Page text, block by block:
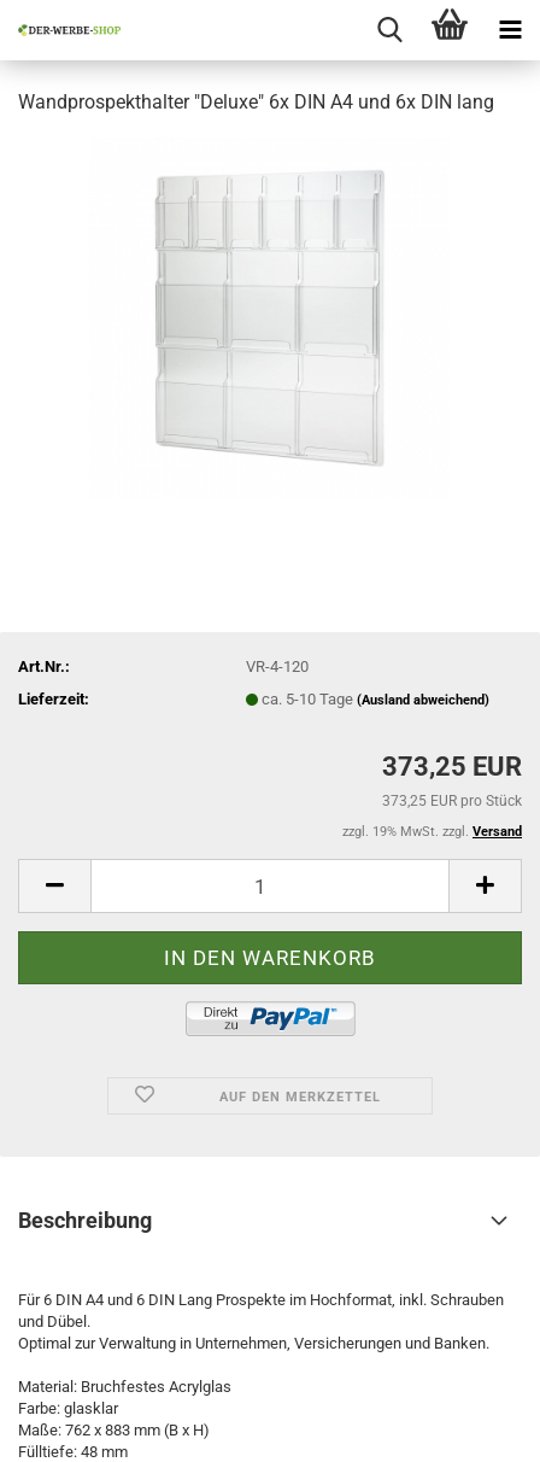
Wandprospekthalter "Deluxe" 6x DIN A4 und 6x DIN lang
Art.Nr.:
VR-4-120
Lieferzeit:
ca. 5-10 Tage(Ausland abweichend)
373,25 EUR
373,25 EUR pro Stück
zzgl. 19% MwSt. zzgl. Versand
AUF DEN MERKZETTEL
Beschreibung
Für 6 DIN A4 und 6 DIN Lang Prospekte im Hochformat, inkl. Schrauben
und Dübel.
Optimal zur Verwaltung in Unternehmen, Versicherungen und Banken.
Material: Bruchfestes Acrylglas
Farbe: glasklar
Maße: 762 x 883 mm (B x H)
Fülltiefe: 48 mm